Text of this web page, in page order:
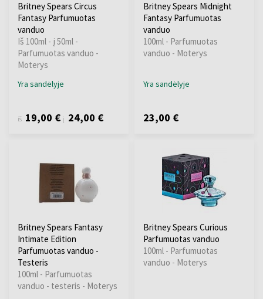
Britney Spears Circus
Fantasy Parfumuotas
vanduo
Iš 100ml - į 50ml -
Parfumuotas vanduo -
Moterys
Yra sandėlyje
iš 19,00 € į 24,00 €
Britney Spears Midnight
Fantasy Parfumuotas
vanduo
100ml - Parfumuotas
vanduo - Moterys
Yra sandėlyje
23,00 €
Britney Spears Fantasy
Intimate Edition
Parfumuotas vanduo -
Testeris
100ml - Parfumuotas
vanduo - testeris - Moterys
Britney Spears Curious
Parfumuotas vanduo
100ml - Parfumuotas
vanduo - Moterys